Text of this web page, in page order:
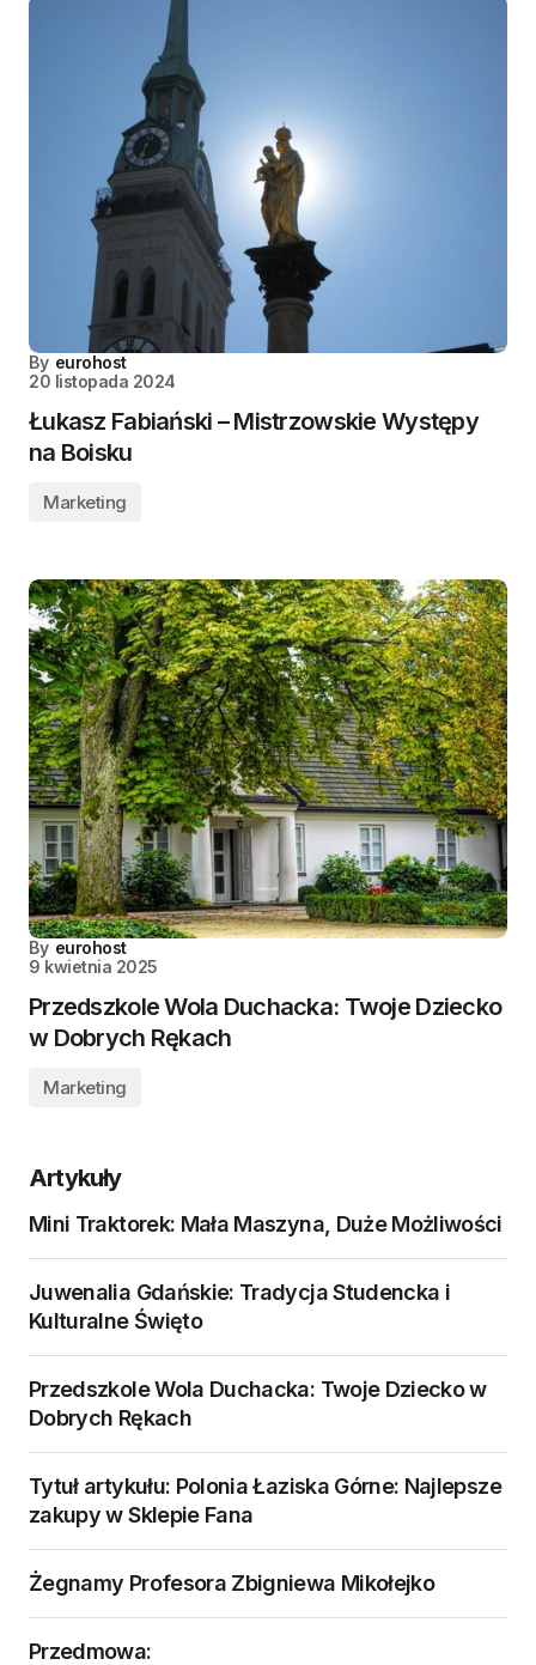
By eurohost
20 listopada 2024
Łukasz Fabiański – Mistrzowskie Występy
na Boisku
Marketing
By eurohost
9 kwietnia 2025
Przedszkole Wola Duchacka: Twoje Dziecko
w Dobrych Rękach
Marketing
Artykuły
Mini Traktorek: Mała Maszyna, Duże Możliwości
Juwenalia Gdańskie: Tradycja Studencka i
Kulturalne Święto
Przedszkole Wola Duchacka: Twoje Dziecko w
Dobrych Rękach
Tytuł artykułu: Polonia Łaziska Górne: Najlepsze
zakupy w Sklepie Fana
Żegnamy Profesora Zbigniewa Mikołejko
Przedmowa: